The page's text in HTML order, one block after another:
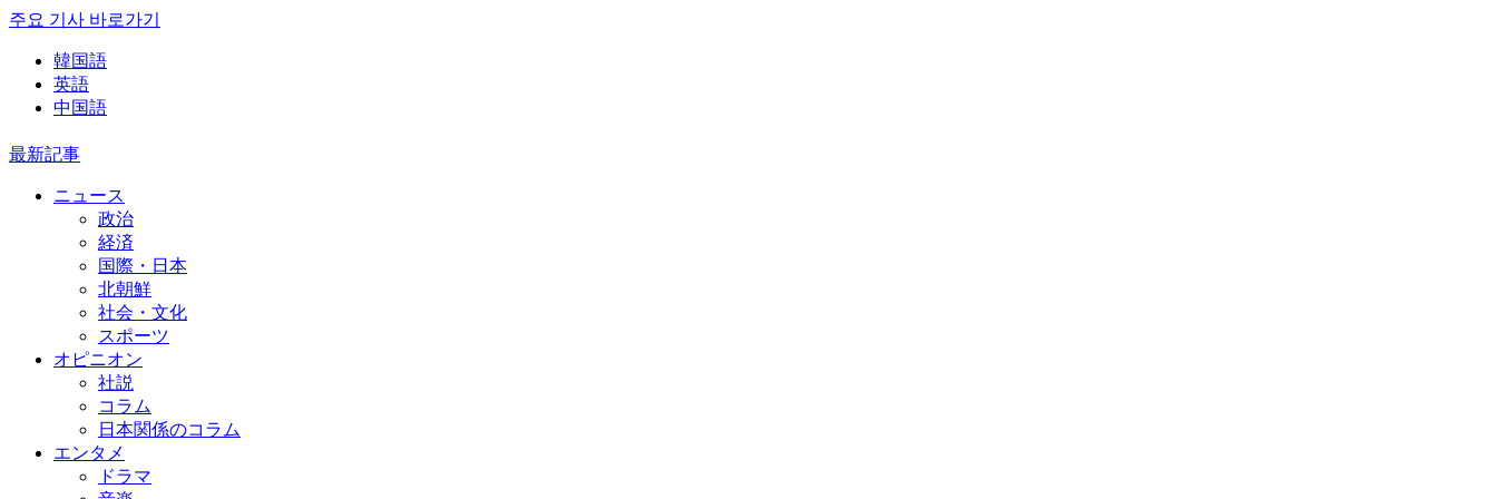
주요 기사 바로가기
韓国語
英語
中国語
最新記事
ニュース
政治
経済
国際・日本
北朝鮮
社会・文化
スポーツ
オピニオン
社説
コラム
日本関係のコラム
エンタメ
ドラマ